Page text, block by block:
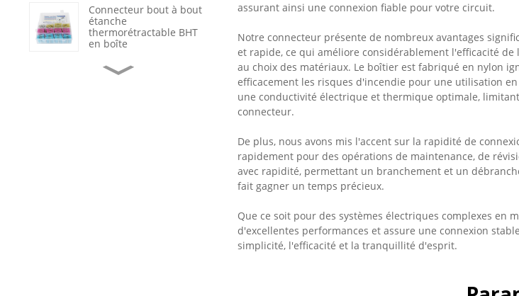
Connecteur bout à bout
étanche
thermorétractable BHT
en boîte
Cosses à sertir
assurant ainsi une connexion fiable pour votre circuit.
Notre connecteur présente de nombreux avantages
et rapide, ce qui améliore considérablement l'efficacité
au choix des matériaux. Le boîtier est fabriqué en nylon
efficacement les risques d'incendie pour une utilisation
une conductivité électrique et thermique optimale,
connecteur.
De plus, nous avons mis l'accent sur la rapidité de
rapidement pour des opérations de maintenance, de
avec rapidité, permettant un branchement et un
fait gagner un temps précieux.
Que ce soit pour des systèmes électriques complexes
d'excellentes performances et assure une connexion
simplicité, l'efficacité et la tranquillité d'esprit.